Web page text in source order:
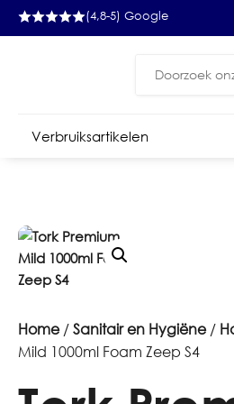
(4,8-5) Google
Zoeken
Verbruiksartikelen
Home/Sanitair en Hygiëne/
Mild 1000ml Foam Zeep S4